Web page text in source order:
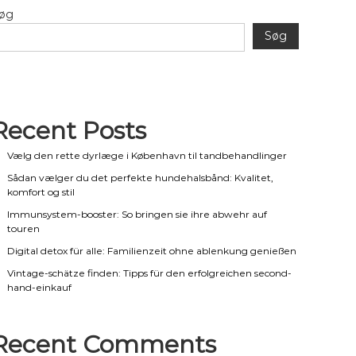
Søg
Posts
Vælg den rette dyrlæge i København til tandbehandlinger
Sådan vælger du det perfekte hundehalsbånd: Kvalitet,
komfort og stil
Immunsystem-booster: So bringen sie ihre abwehr auf
touren
Digital detox für alle: Familienzeit ohne ablenkung genießen
Vintage-schätze finden: Tipps für den erfolgreichen second-
hand-einkauf
Comments